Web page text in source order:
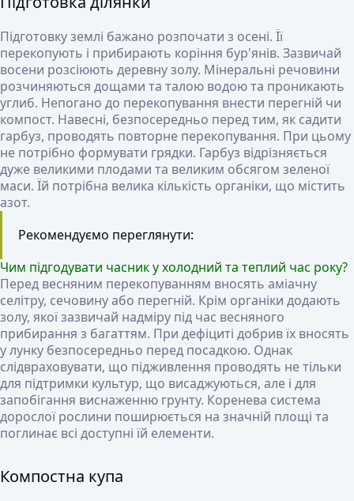
Підготовку землі бажано розпочати з осені. Її
перекопують і прибирають коріння бур'янів. Зазвичай
восени розсіюють деревну золу. Мінеральні речовини
розчиняються дощами та талою водою та проникають
углиб. Непогано до перекопування внести перегній чи
компост. Навесні, безпосередньо перед тим, як садити
гарбуз, проводять повторне перекопування. При цьому
не потрібно формувати грядки. Гарбуз відрізняється
дуже великими плодами та великим обсягом зеленої
маси. Їй потрібна велика кількість органіки, що містить
азот.
Рекомендуємо переглянути:
Чим підгодувати часник у холодний та теплий час року?
Перед весняним перекопуванням вносять аміачну
селітру, сечовину або перегній. Крім органіки додають
золу, якої зазвичай надміру під час весняного
прибирання з багаттям. При дефіциті добрив їх вносять
у лунку безпосередньо перед посадкою. Однак
слідвраховувати, що підживлення проводять не тільки
для підтримки культур, що висаджуються, але і для
запобігання виснаженню грунту. Коренева система
дорослої рослини поширюється на значній площі та
поглинає всі доступні їй елементи.
Компостна купа